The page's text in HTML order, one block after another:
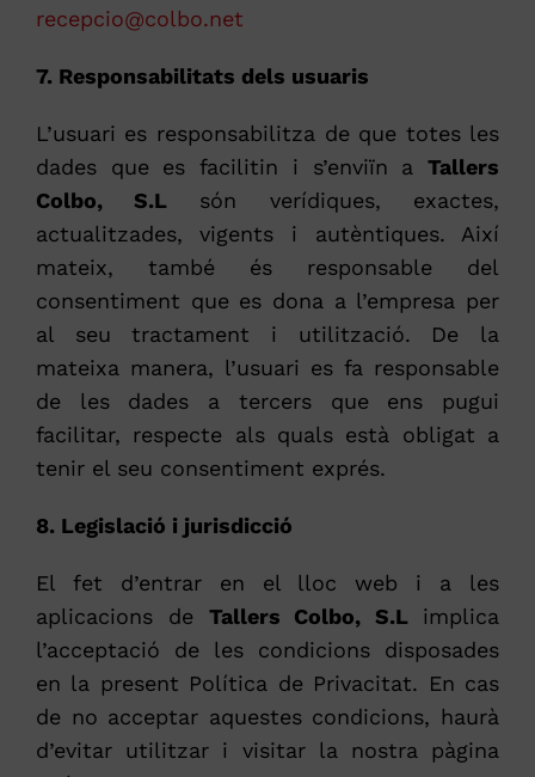
recepcio@colbo.net
7. Responsabilitats dels usuaris
L’usuari es responsabilitza de que totes les
dades que es facilitin i s’enviïn aTallers
Colbo, S.L són verídiques, exactes,
actualitzades, vigents i autèntiques. Així
mateix, també és responsable del
consentiment que es dona a l’empresa per
al seu tractament i utilització. De la
mateixa manera, l’usuari es fa responsable
de les dades a tercers que ens pugui
facilitar, respecte als quals està obligat a
tenir el seu consentiment exprés.
8. Legislació i jurisdicció
El fet d’entrar en el lloc web i a les
aplicacions de Tallers Colbo, S.L implica
l’acceptació de les condicions disposades
en la present Política de Privacitat. En cas
de no acceptar aquestes condicions, haurà
d’evitar utilitzar i visitar la nostra pàgina